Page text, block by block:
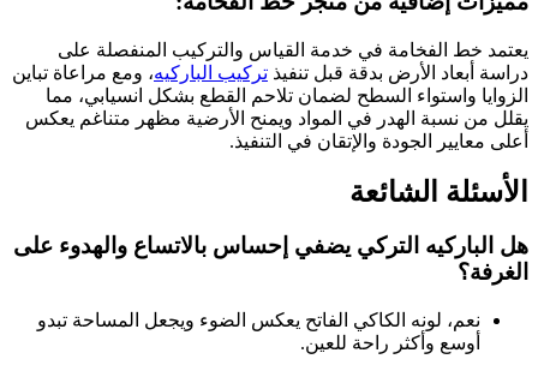
يعتمد خط الفخامة في خدمة القياس والتركيب المنفصلة على
دراسة أبعاد الأرض بدقة قبل تنفيذ تركيب الباركيه، ومع مراعاة تباين
الزوايا واستواء السطح لضمان تلاحم القطع بشكل انسيابي، مما
يقلل من نسبة الهدر في المواد ويمنح الأرضية مظهر متناغم يعكس
أعلى معايير الجودة والإتقان في التنفيذ.
الأسئلة الشائعة
هل الباركيه التركي يضفي إحساس بالاتساع والهدوء على
الغرفة؟
نعم، لونه الكاكي الفاتح يعكس الضوء ويجعل المساحة تبدو
أوسع وأكثر راحة للعين.